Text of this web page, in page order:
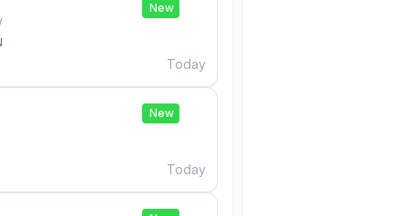
New
Today
New
Today